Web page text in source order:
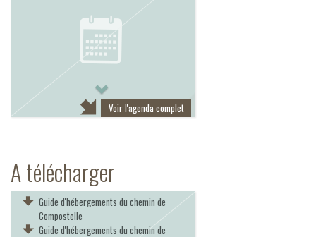
Voir l'agenda complet
A télécharger
Guide d'hébergements du chemin de
Compostelle
Guide d'hébergements du chemin de